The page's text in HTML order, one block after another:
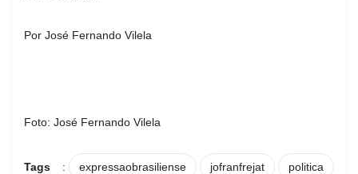
Por José Fernando Vilela
Foto: José Fernando Vilela
Tags : expressaobrasiliense jofranfrejat politica